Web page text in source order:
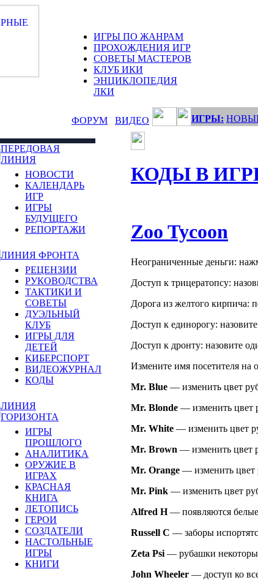
ИГРЫ ПО ЖАНРАМ
ПРОХОЖДЕНИЯ ИГР
СОВЕТЫ МАСТЕРОВ
КЛУБ ИКИ
ЭНЦИКЛОПЕДИЯ
ЛКИ
ФОРУМ ВИДЕО ИГРЫ:
ПЕРЕДОВАЯ
ЛИНИЯ
НОВОСТИ
КАЛЕНДАРЬ
ИГР
ИГРЫ
БУДУЩЕГО
РЕПОРТАЖИ
ЛИНИЯ ФРОНТА
РЕЦЕНЗИИ
РУКОВОДСТВА
ТАКТИКИ И
СОВЕТЫ
ДУЭЛЬНЫЙ
КЛУБ
ИГРЫ ДЛЯ
ДЕТЕЙ
КИБЕРСПОРТ
ВИДЕОЖУРНАЛ
КОДЫ
ЛИНИЯ
ГОРИЗОНТА
ИГРЫ
ПРОШЛОГО
АНАЛИТИКА
ОРУЖИЕ В
ИГРАХ
КРАСНАЯ
КНИГА
ЛЕТОПИСЬ
ГЕРОИ
СОЗДАТЕЛИ
НАСТОЛЬНЫЕ
ИГРЫ
КНИГИ
КОДЫ В
Zoo Tycoon
Неограниченные деньги:
Доступ к трицератопсу:
Дорога из желтого кирпича:
Доступ к единорогу:
Доступ к дронту: назовите
Измените имя посетителя на
Mr. Blue — изменить цвет
Mr. Blonde — изменить цвет
Mr. White — изменить цвет
Mr. Brown — изменить цвет
Mr. Orange — изменить
Mr. Pink — изменить цвет
Alfred H— появляются
Russell C — заборы
Zeta Psi — рубашки
John Wheeler — доступ ко